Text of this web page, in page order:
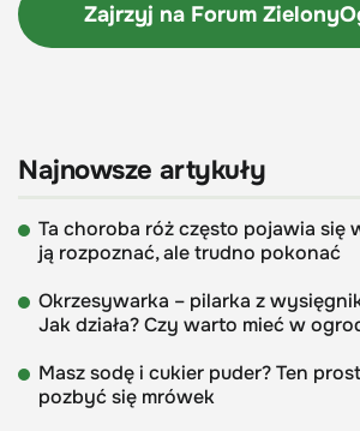
Zajrzyj na Forum
Najnowsze artykuły
Ta choroba róż często pojawia się
ją rozpoznać, ale trudno pokonać
Okrzesywarka – pilarka z
Jak działa? Czy warto mieć w
Masz sodę i cukier puder? Ten
pozbyć się mrówek